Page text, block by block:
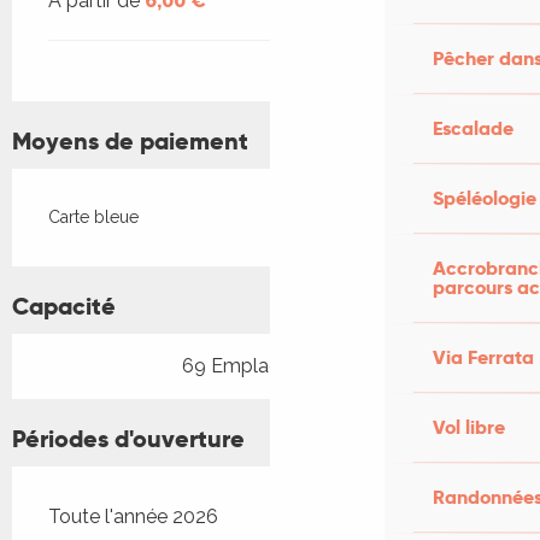
Pêcher
Escalade
Spéléologie
parcours
Via Ferrata
Vol libre
Moyens de paiement
Carte bleue
Capacité
69 Emplacement(s)
Périodes d'ouverture
Toute l'année 2026